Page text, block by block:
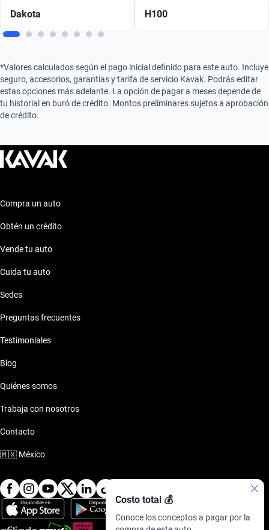
Dakota H100
*Valores calculados según el pago inicial definido para este auto. Incluye
seguro, accesorios, garantías y tarifa de servicio Kavak. Podrás editar
estas opciones más adelante. La opción de pagar a meses depende de
tu historial en buró de crédito. Montos preliminares sujetos a aprobación
de crédito.
Costo total 💰
Conoce los conceptos a pagar por la
Compra un auto
Obtén un crédito
Vende tu auto
Cuida tu auto
Sedes
Preguntas frecuentes
Testimoniales
Blog
Quiénes somos
Trabaja con nosotros
Contacto
🇲🇽 México